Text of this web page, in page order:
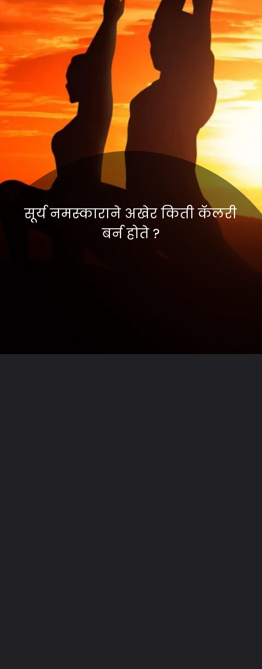
सूर्य नमस्काराने अखेर किती कॅलरी
बर्न होते ?